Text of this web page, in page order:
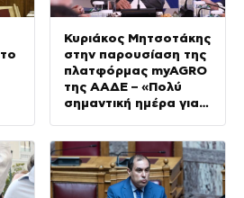
Κυριάκος Μητσοτάκης
στην παρουσίαση της
πλατφόρμας myAGRO
της ΑΑΔΕ – «Πολύ
σημαντική ημέρα για